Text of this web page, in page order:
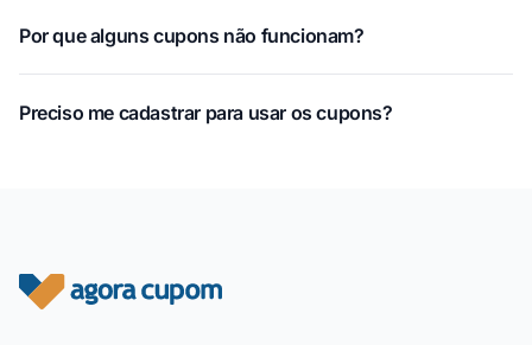
Por que alguns cupons não funcionam?
Preciso me cadastrar para usar os cupons?
Rodapé do site